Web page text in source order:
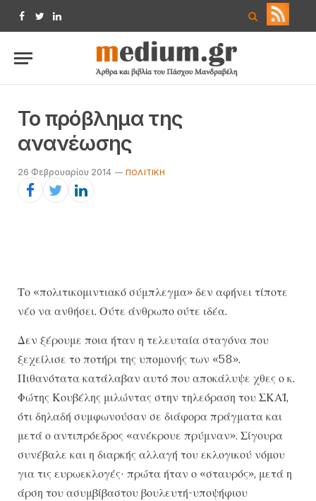
Facebook
TwitterLinkedIn
Το πρόβλημα της
ανανέωσης
26 Φεβρουαρίου 2014 ΠΟΛΙΤΙΚΉ
Το «πολιτικομιντιακό σύμπλεγμα» δεν αφήνει τίποτε
νέο να ανθήσει. Ούτε άνθρωπο ούτε ιδέα.
Δεν ξέρουμε ποια ήταν η τελευταία σταγόνα που
ξεχείλισε το ποτήρι της υπομονής των «58».
Πιθανότατα κατάλαβαν αυτό που αποκάλυψε χθες ο κ.
Φώτης Κουβέλης μιλώντας στην τηλεόραση του ΣΚΑΪ,
ότι δηλαδή συμφωνούσαν σε διάφορα πράγματα και
μετά ο αντιπρόεδρος «ανέκρουε πρύμναν». Σίγουρα
συνέβαλε και η διαρκής αλλαγή του εκλογικού νόμου
για τις ευρωεκλογές· πρώτα ήταν ο «σταυρός», μετά η
άρση του ασυμβίβαστου βουλευτή-υποψήφιου